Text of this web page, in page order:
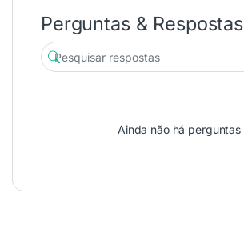
Perguntas & Respostas
Ainda não há perguntas